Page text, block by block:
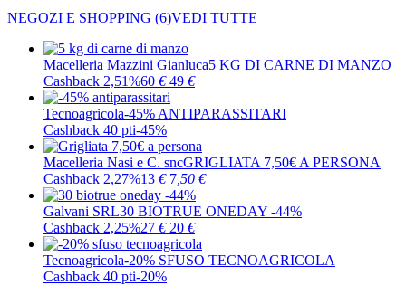
NEGOZI E SHOPPING (6)VEDI TUTTE
Macelleria Mazzini Gianluca5 KG DI CARNE DI MANZO
Cashback 2,51%60 € 49 €
Tecnoagricola-45% ANTIPARASSITARI
Cashback 40 pti-45%
Macelleria Nasi e C. sncGRIGLIATA 7,50€ A PERSONA
Cashback 2,27%13 € 7 ,50 €
Galvani SRL30 BIOTRUE ONEDAY -44%
Cashback 2,25%27 € 20 €
Tecnoagricola-20% SFUSO TECNOAGRICOLA
Cashback 40 pti-20%